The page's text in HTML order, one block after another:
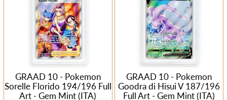
GRAAD 10 - Pokemon
Sorelle Florido 194/196 Full
Art - Gem Mint (ITA)
GRAAD 10 - Pokemon
Goodra di Hisui V 187/196
Full Art - Gem Mint (ITA)